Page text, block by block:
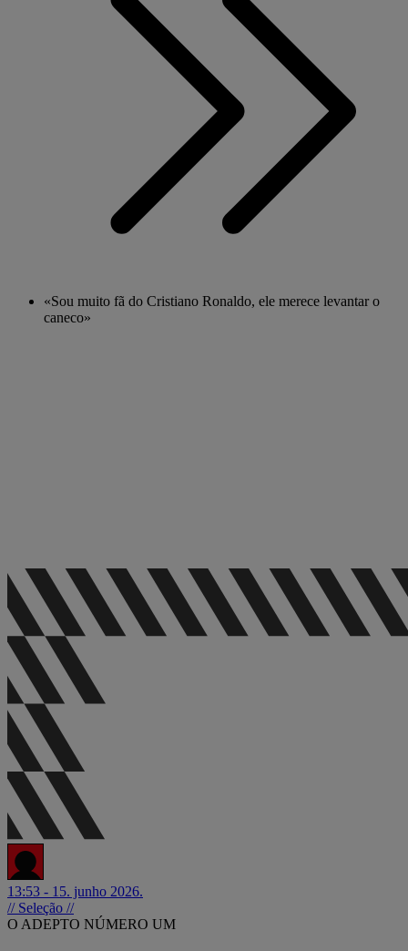
«Sou muito fã do Cristiano Ronaldo, ele merece levantar o
caneco»
13:53 - 15. junho 2026.
// Seleção //
O ADEPTO NÚMERO UM